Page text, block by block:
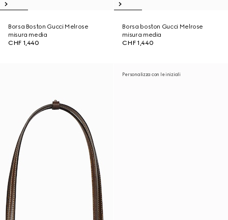
Borsa Boston Gucci Melrose
misura media
CHF 1,440
Borsa boston Gucci Melrose
misura media
CHF 1,440
Personalizza con le iniziali